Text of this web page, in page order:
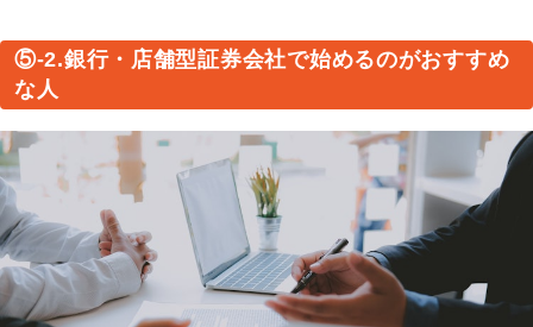
⑤-2.銀行・店舗型証券会社で始めるのがおすすめ
な人